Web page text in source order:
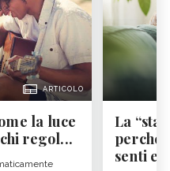
ARTICOLO
la luce
regol...
La
perché
senti